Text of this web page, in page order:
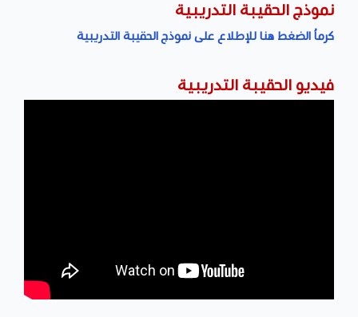
نموذج الحقيبة التدريبية
كرماُ الضغط هنا للإطلاع على نموذج الحقيبة التدريبية
فيديو الحقيبة التدريبية